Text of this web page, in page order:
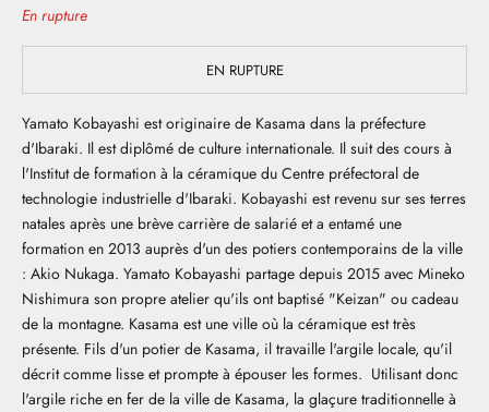
En rupture
EN RUPTURE
Yamato Kobayashi est originaire de Kasama dans la préfecture
d'Ibaraki. Il est diplômé de culture internationale. Il suit des cours à
l'Institut de formation à la céramique du Centre préfectoral de
technologie industrielle d'Ibaraki. Kobayashi est revenu sur ses terres
natales après une brève carrière de salarié et a entamé une
formation en 2013 auprès d'un des potiers contemporains de la ville
: Akio Nukaga. Yamato Kobayashi partage depuis 2015 avec Mineko
Nishimura son propre atelier qu'ils ont baptisé "Keizan" ou cadeau
de la montagne. Kasama est une ville où la céramique est très
présente. Fils d'un potier de Kasama, il travaille l'argile locale, qu'il
décrit comme lisse et prompte à épouser les formes. Utilisant donc
l'argile riche en fer de la ville de Kasama, la glaçure traditionnelle à